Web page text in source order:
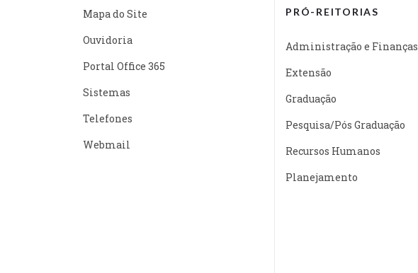
Mapa do Site
Ouvidoria
Portal Office 365
Sistemas
Telefones
Webmail
PRÓ-REITORIAS
Administração e Finanças
Extensão
Graduação
Pesquisa/Pós Graduação
Recursos Humanos
Planejamento